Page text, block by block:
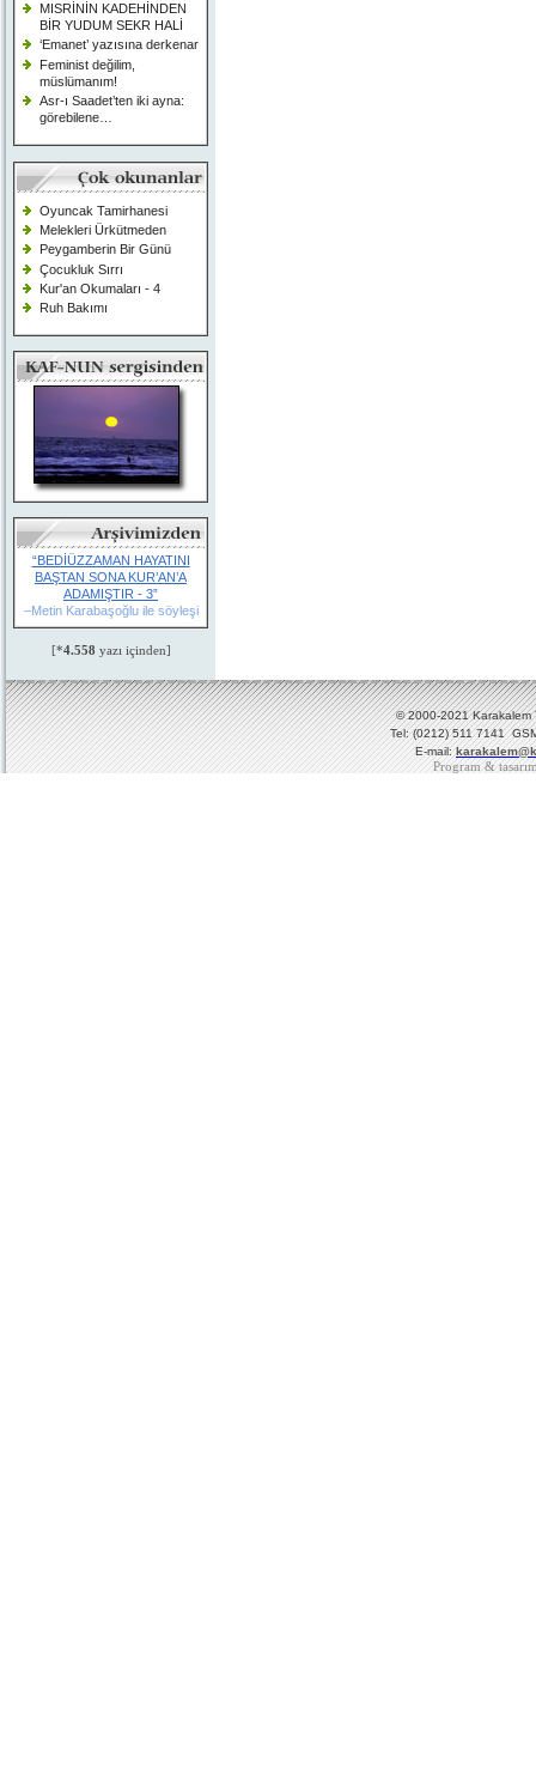
MISRİNİN KADEHİNDEN
BİR YUDUM SEKR HALİ
‘Emanet’ yazısına derkenar
Feminist değilim,
müslümanım!
Asr-ı Saadet’ten iki ayna:
görebilene…
Oyuncak Tamirhanesi
Melekleri Ürkütmeden
Peygamberin Bir Günü
Çocukluk Sırrı
Kur'an Okumaları - 4
Ruh Bakımı
“BEDİÜZZAMAN HAYATINI
BAŞTAN SONA KUR’AN’A
ADAMIŞTIR - 3”
–Metin Karabaşoğlu ile söyleşi
[*4.558 yazı içinden]
© 2000-2021 Karakalem
Tel: (0212) 511 7141
E-mail:
Program &